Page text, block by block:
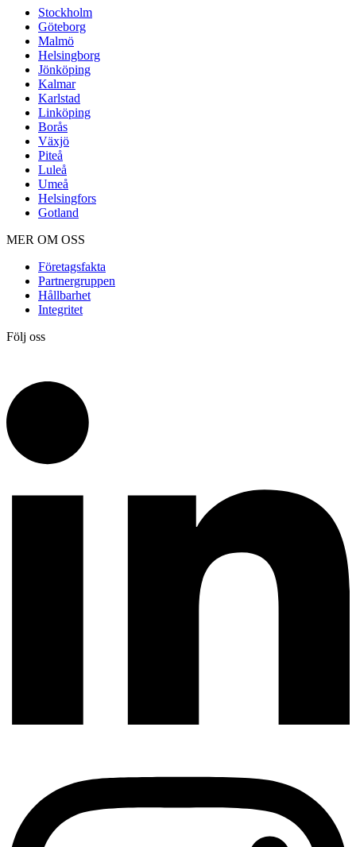
Stockholm
Göteborg
Malmö
Helsingborg
Jönköping
Kalmar
Karlstad
Linköping
Borås
Växjö
Piteå
Luleå
Umeå
Helsingfors
Gotland
MER OM OSS
Företagsfakta
Partnergruppen
Hållbarhet
Integritet
Följ oss